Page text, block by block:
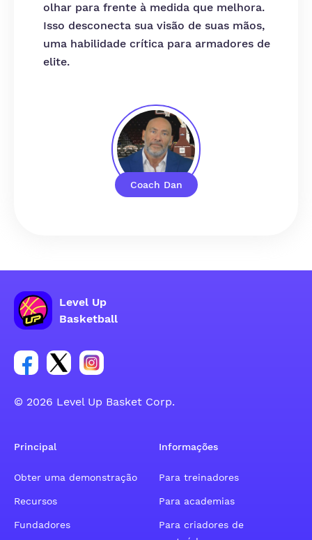
Coach Dan
olhar para frente à medida que melhora.
Isso desconecta sua visão de suas mãos,
uma habilidade crítica para armadores de
elite.
Level Up
Basketball
Link para o grupo social da conta do Facebook
Link para o grupo social da conta do tweeter
Link para o grupo social da conta do
© 2026 Level Up Basket Corp.
Principal
Obter uma demonstração
Recursos
Fundadores
Informações
Para treinadores
Para academias
Para criadores de